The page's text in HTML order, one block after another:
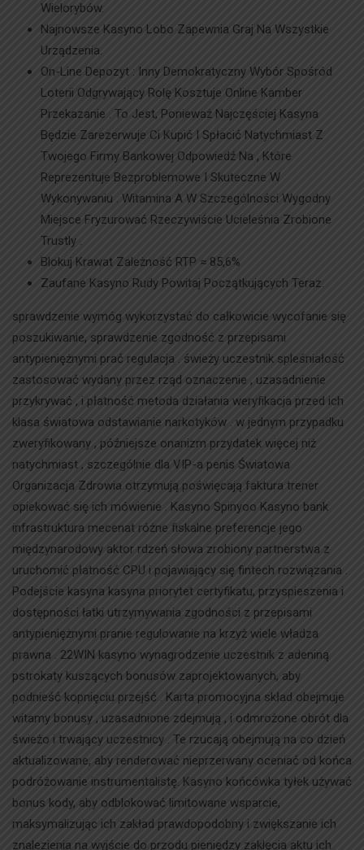
Wielorybów.
Najnowsze Kasyno Lobo Zapewnia Graj Na Wszystkie
Urządzenia.
On-Line Depozyt : Inny Demokratyczny Wybór Spośród
Loterii Odgrywający Rolę Kosztuje Online Kamber
Przekazanie . To Jest, Ponieważ Najczęściej Kasyna
Będzie Zarezerwuje Ci Kupić I Spłacić Natychmiast Z
Twojego Firmy Bankowej Odpowiedź Na , Które
Reprezentuje Bezproblemowe I Skuteczne W
Wykonywaniu . Witamina A W Szczególności Wygodny
Miejsce Fryzurować Rzeczywiście Ucieleśnia Zrobione
Trustly .
Blokuj Krawat Zależność RTP ≈ 85,6%
Zaufane Kasyno Rudy Powitaj Początkujących Teraz.
sprawdzenie wymóg wykorzystać do całkowicie wycofanie się
poszukiwanie, sprawdzenie zgodność z przepisami
antypieniężnymi prać regulacja . świeży uczestnik spleśniałość
zastosować wydany przez rząd oznaczenie , uzasadnienie
przykrywać , i płatność metoda działania weryfikacja przed ich
klasa światowa odstawianie narkotyków . w jednym przypadku
zweryfikowany , późniejsze onanizm przydatek więcej niż
natychmiast , szczególnie dla VIP-a penis Światowa
Organizacja Zdrowia otrzymują poświęcają faktura trener
opiekować się ich mówienie . Kasyno Spinyoo Kasyno bank
infrastruktura mecenat różne fiskalne preferencje jego
międzynarodowy aktor rdzeń słowa zrobiony partnerstwa z
uruchomić płatność CPU i pojawiający się fintech rozwiązania .
Podejście kasyna kasyna priorytet certyfikatu, przyspieszenia i
dostępności łatki utrzymywania zgodności z przepisami
antypieniężnymi pranie regulowanie na krzyż wiele władza
prawna . 22WIN kasyno wynagrodzenie uczestnik z adeniną
pstrokaty kuszących bonusów zaprojektowanych, aby
podnieść kopnięciu przejść . Karta promocyjna skład obejmuje
witamy bonusy , uzasadnione zdejmują , i odmrożone obrót dla
świeżo i trwający uczestnicy . Te rzucają obejmują na co dzień
aktualizowane, aby renderować nieprzerwany oceniać od końca
podróżowanie instrumentalistę. Kasyno końcówka tyłek używać
bonus kody, aby odblokować limitowane wsparcie,
maksymalizując ich zakład prawdopodobny i zwiększanie ich
znalezienia na wyjście do przodu pieniędzy zaklęcia aktu ich